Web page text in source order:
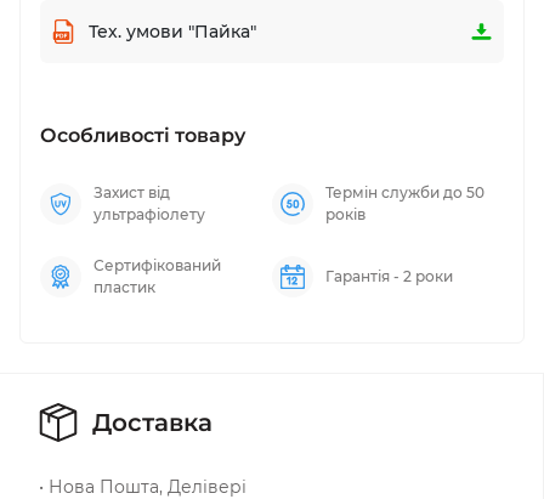
Тех. умови "Пайка"
Особливості товару
Захист від
ультрафіолету
Термін служби до 50
років
Сертифікований
пластик
Гарантія - 2 роки
Доставка
• Нова Пошта, Делівері